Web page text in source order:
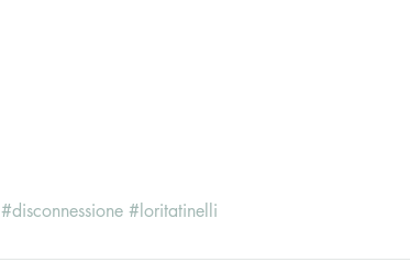
#disconnessione #loritatinelli